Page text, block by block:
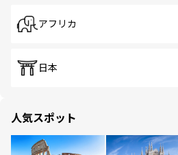
アフリカ
日本
人気スポット